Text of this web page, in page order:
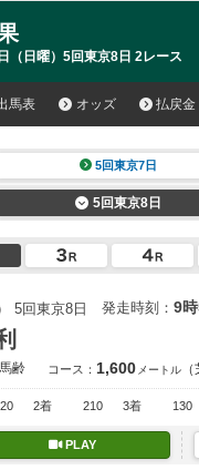
（日曜）5回東京8日 2レース
馬表 オッズ 払戻金
5回東京7日
5回東京8日
5回東京8日 発走時刻： 9
馬齢 コース： 1,600 メートル
2着 210 3着 130
PLAY